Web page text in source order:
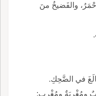
والفَضيخُ منَ
ومُغْرِبَةٌ ومُغْرِبٍ: